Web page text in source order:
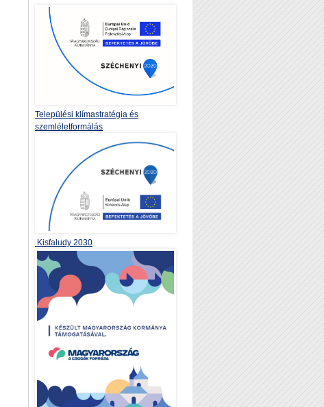
Települési klímastratégia és
szemléletformálás
Kisfaludy 2030